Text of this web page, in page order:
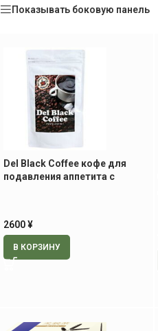
Показывать боковую панель
Del Black Coffee кофе для
подавления аппетита с
2600¥
В КОРЗИНУ